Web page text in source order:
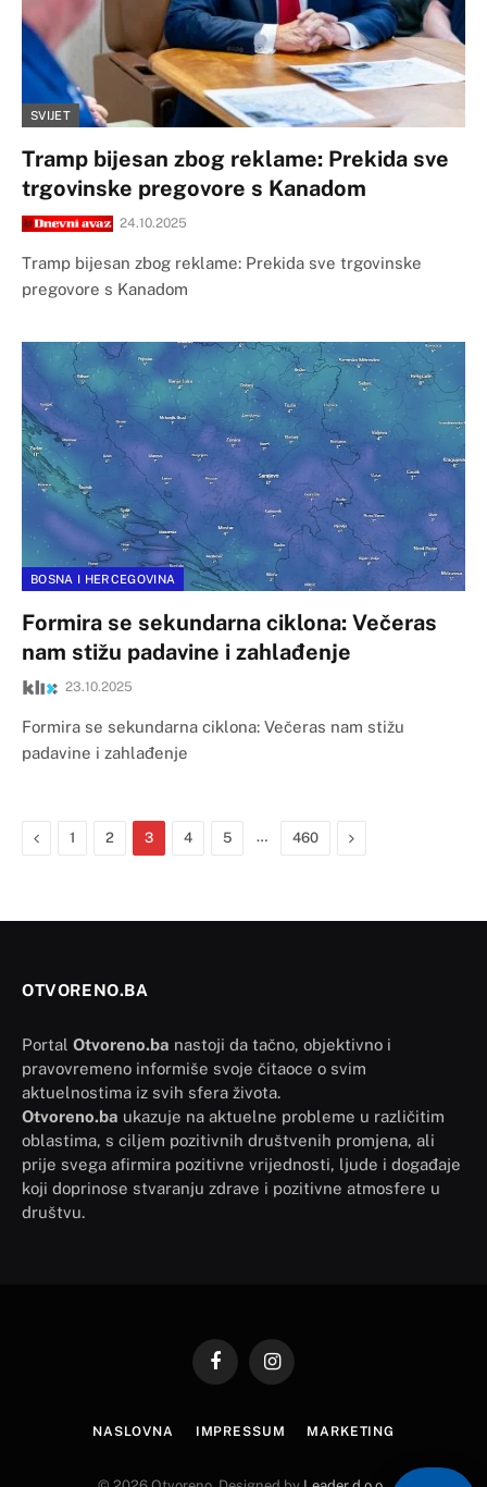
SVIJET
Tramp bijesan zbog reklame: Prekida sve
trgovinske pregovore s Kanadom
24.10.2025
Tramp bijesan zbog reklame: Prekida sve trgovinske
pregovore s Kanadom
BOSNA I HERCEGOVINA
Formira se sekundarna ciklona: Večeras
nam stižu padavine i zahlađenje
23.10.2025
Formira se sekundarna ciklona: Večeras nam stižu
padavine i zahlađenje
Previous
1 2 3 4 5 … 460 Next
OTVORENO.BA
Portal Otvoreno.ba nastoji da tačno, objektivno i
pravovremeno informiše svoje čitaoce o svim
aktuelnostima iz svih sfera života.
Otvoreno.ba ukazuje na aktuelne probleme u različitim
oblastima, s ciljem pozitivnih društvenih promjena, ali
prije svega afirmira pozitivne vrijednosti, ljude i događaje
koji doprinose stvaranju zdrave i pozitivne atmosfere u
društvu.
FacebookInstagram
NASLOVNA IMPRESSUM MARKETING